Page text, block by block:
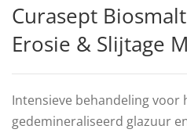
Curasept
Erosie & Slijtage
Intensieve behandeling voor
gedemineraliseerd glazuur